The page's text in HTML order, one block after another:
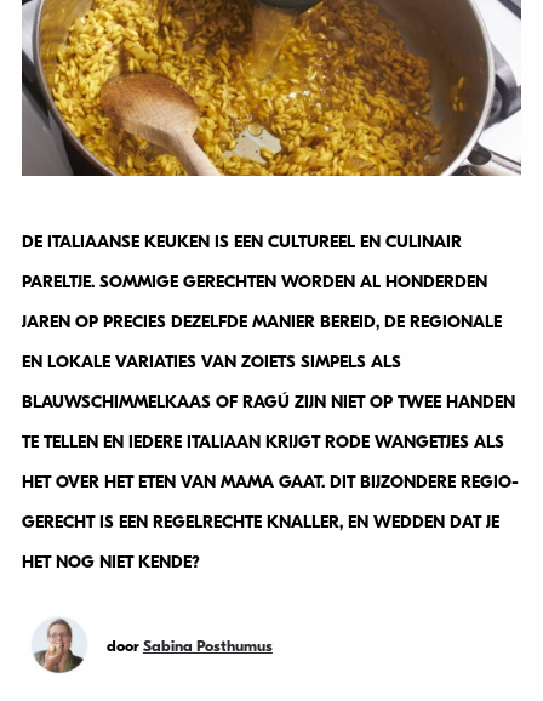
DE ITALIAANSE KEUKEN IS EEN CULTUREEL EN CULINAIR
PARELTJE. SOMMIGE GERECHTEN WORDEN AL HONDERDEN
JAREN OP PRECIES DEZELFDE MANIER BEREID, DE REGIONALE
EN LOKALE VARIATIES VAN ZOIETS SIMPELS ALS
BLAUWSCHIMMELKAAS OF RAGÚ ZIJN NIET OP TWEE HANDEN
TE TELLEN EN IEDERE ITALIAAN KRIJGT RODE WANGETJES ALS
HET OVER HET ETEN VAN MAMA GAAT. DIT BIJZONDERE REGIO-
GERECHT IS EEN REGELRECHTE KNALLER, EN WEDDEN DAT JE
HET NOG NIET KENDE?
door Sabina Posthumus